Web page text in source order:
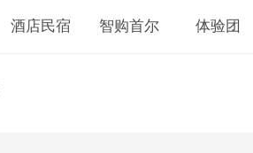
酒店民宿 智购首尔 体验团